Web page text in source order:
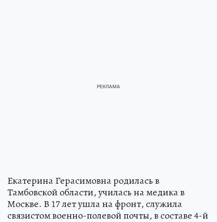
Екатерина Герасимовна родилась в
Тамбовской области, училась на медика в
Москве. В 17 лет ушла на фронт, служила
связистом военно-полевой почты, в составе 4-й